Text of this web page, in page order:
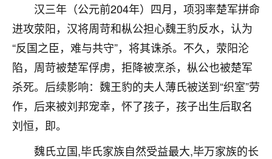
汉三年（公元前204年）四月，项羽率楚军拼命
进攻荥阳，汉将周苛和枞公担心魏王豹反水，认为
“反国之臣，难与共守”，将其诛杀。不久，荥阳沦
陷，周苛被楚军俘虏，拒降被烹杀，枞公也被楚军
杀死。后续影响：魏王豹的夫人薄氏被送到“织室”劳
作，后来被刘邦宠幸，怀了孩子，孩子出生后取名
刘恒，即。
魏氏立国,毕氏家族自然受益最大,毕万家族的长
付深
我是公司人事调整，有升迁机会，但同时竞争的我们
三个，找老师的时候是抱着侥幸心理，没想到老师看
着我晋升有望，我半信半疑的按照老师建议，做了化
太岁还有一个发钱粮，本来年前的人事调整，拖到年
后，我以为都没戏了，结果开年一上班，开会提拔升
职第一个就是我，职务无所谓，主要是底薪加了
3000，非常开心，无论如何，感恩感谢！🙏🏻
鹿森 ：恭喜升职加薪！！，请客吗？�